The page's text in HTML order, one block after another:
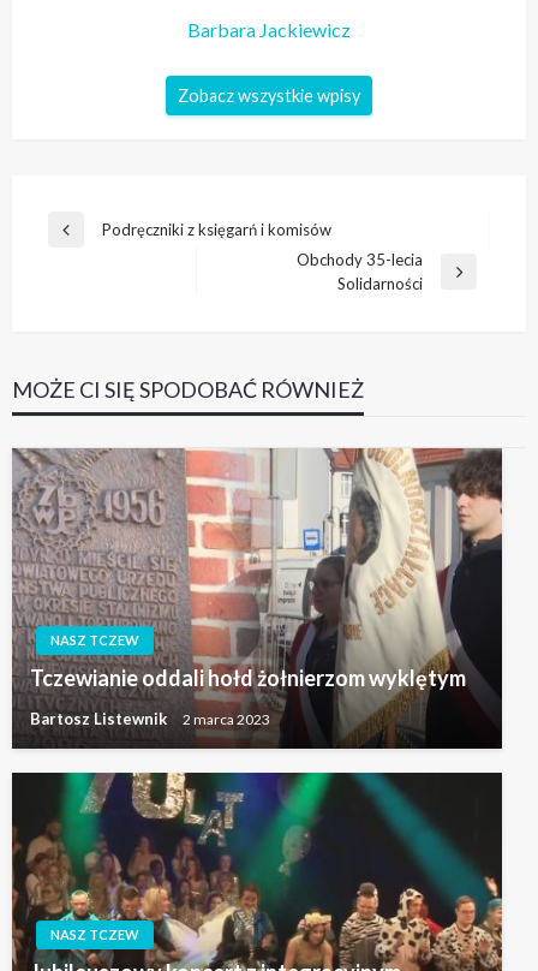
Barbara Jackiewicz
Zobacz wszystkie wpisy
Nawigacja
Poprzedni
Podręczniki z księgarń i komisów
Obchody 35-lecia
Solidarności
MOŻE CI SIĘ SPODOBAĆ RÓWNIEŻ
NASZ TCZEW
Tczewianie oddali hołd żołnierzom wyklętym
Bartosz Listewnik 2 marca 2023
NASZ TCZEW